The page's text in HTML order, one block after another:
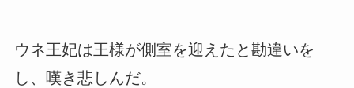
ウネ王妃は王様が側室を迎えたと勘違いを
し、嘆き悲しんだ。